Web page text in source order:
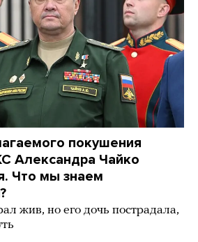
покушения
Александра Чайко
Что мы знаем
жив, но его дочь пострадала,